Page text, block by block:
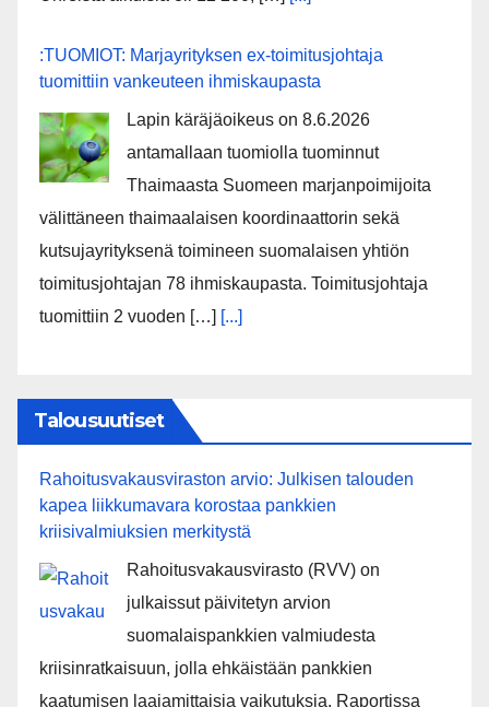
:TUOMIOT: Marjayrityksen ex-toimitusjohtaja
tuomittiin vankeuteen ihmiskaupasta
Lapin käräjäoikeus on 8.6.2026
antamallaan tuomiolla tuominnut
Thaimaasta Suomeen marjanpoimijoita
välittäneen thaimaalaisen koordinaattorin sekä
kutsujayrityksenä toimineen suomalaisen yhtiön
toimitusjohtajan 78 ihmiskaupasta. Toimitusjohtaja
tuomittiin 2 vuoden […] [...]
Talousuutiset
Rahoitusvakausviraston arvio: Julkisen talouden
kapea liikkumavara korostaa pankkien
kriisivalmiuksien merkitystä
Rahoitusvakausvirasto (RVV) on
julkaissut päivitetyn arvion
suomalaispankkien valmiudesta
kriisinratkaisuun, jolla ehkäistään pankkien
kaatumisen laajamittaisia vaikutuksia. Raportissa